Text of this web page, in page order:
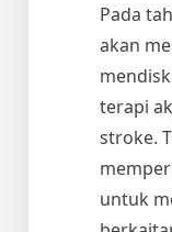
Pada
akan
terapi
stroke.
untuk